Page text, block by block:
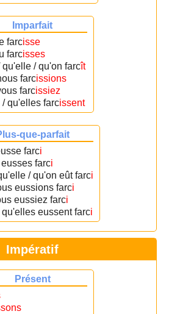
Imparfait
farcisse
farcisses
qu'elle / qu'on farcît
farcissions
farcissiez
qu'elles farcissent
que-parfait
farci
farci
/ qu'on eût farci
eussions farci
eussiez farci
eussent farci
Impératif
Présent